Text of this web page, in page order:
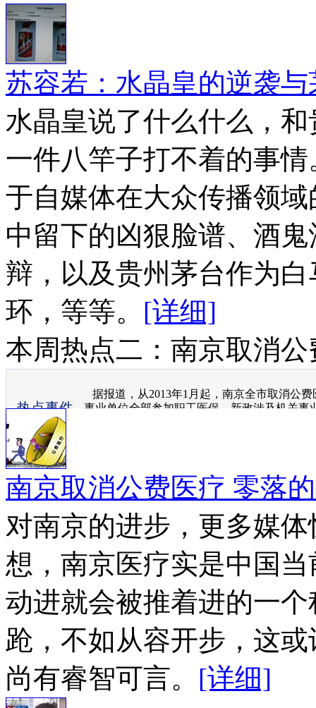
苏容若：水晶皇的逆袭
水晶皇说了什么什么，
一件八竿子打不着的事
于自媒体在大众传播领
中留下的凶狠脸谱、酒
辩，以及贵州茅台作为
环，等等。 [详细]
本周热点二：南京取消公
热点事件
据报道，从2013年1月起，南京全市取消公
事业单位全部参加职工医保。新政涉及机关事
南京取消公费医疗 零落
对南京的进步，更多媒
想，南京医疗实是中国
动进就会被推着进的一
跄，不如从容开步，这
尚有睿智可言。 [详细]